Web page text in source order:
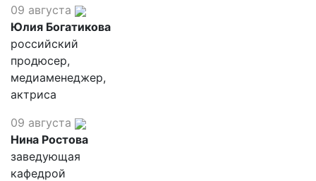
09 августа
Юлия Богатикова
российский
продюсер,
медиаменеджер,
актриса
09 августа
Нина Ростова
заведующая
кафедрой